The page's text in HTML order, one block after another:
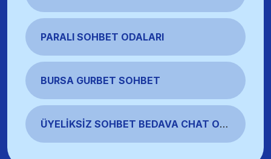
PARALI SOHBET ODALARI
BURSA GURBET SOHBET
ÜYELIKSIZ SOHBET BEDAVA CHAT ODALARI